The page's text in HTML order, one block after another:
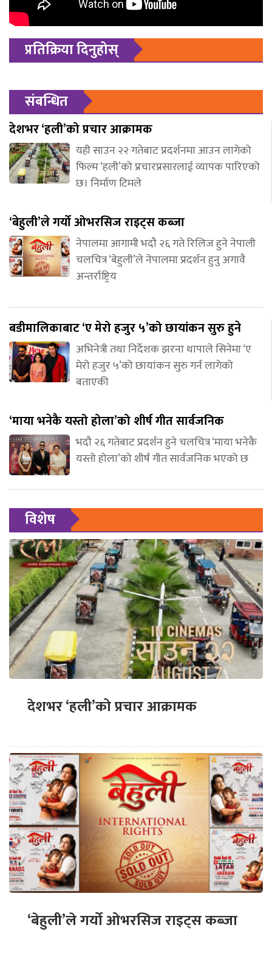
प्रतिक्रिया दिनुहोस्
संबन्धित
देशभर ‘हली’को प्रचार आक्रामक
यही साउन २२ गतेबाट प्रदर्शनमा आउन लागेको
फिल्म ‘हली’को प्रचारप्रसारलाई व्यापक पारिएको
छ। निर्माण टिमले
‘बेहुली’ले गर्यो ओभरसिज राइट्स कब्जा
नेपालमा आगामी भदौ २६ गते रिलिज हुने नेपाली
चलचित्र ‘बेहुली’ले नेपालमा प्रदर्शन हुनु अगावै
अन्तर्राष्ट्रिय
बडीमालिकाबाट ‘ए मेरो हजुर ५’को छायांकन सुरु हुने
अभिनेत्री तथा निर्देशक झरना थापाले सिनेमा ‘ए
मेरो हजुर ५’को छायांकन सुरु गर्न लागेको
बताएकी
‘माया भनेकै यस्तो होला’को शीर्ष गीत सार्वजनिक
भदौ २६ गतेबाट प्रदर्शन हुने चलचित्र ‘माया भनेकै
यस्तो होला’को शीर्ष गीत सार्वजनिक भएको छ
विशेष
देशभर ‘हली’को प्रचार आक्रामक
‘बेहुली’ले गर्यो ओभरसिज राइट्स कब्जा